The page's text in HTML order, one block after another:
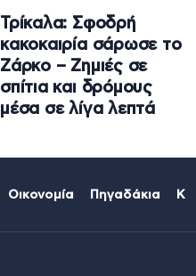
Τρίκαλα: Σφοδρή
κακοκαιρία σάρωσε το
Ζάρκο – Ζημιές σε
σπίτια και δρόμους
μέσα σε λίγα λεπτά
Οικονομία Πηγαδάκια